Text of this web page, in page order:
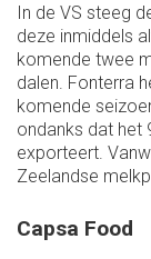
In de VS steeg
deze inmiddels
komende twee
dalen. Fonterra
komende
ondanks dat het
exporteert.
Zeelandse
Capsa Food